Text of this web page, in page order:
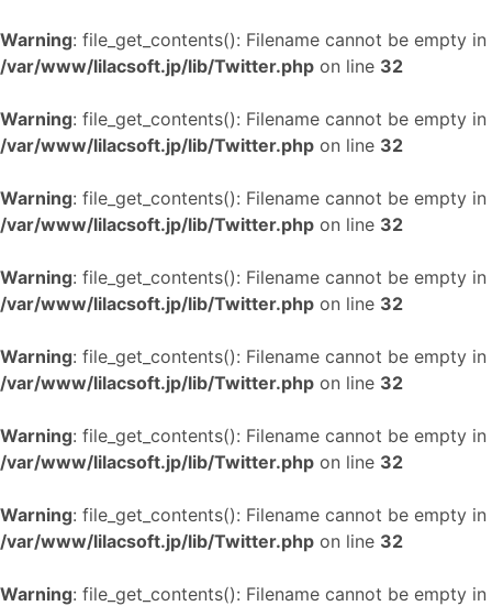
Warning: file_get_contents(): Filename cannot be empty in
/var/www/lilacsoft.jp/lib/Twitter.php on line 32
Warning: file_get_contents(): Filename cannot be empty in
/var/www/lilacsoft.jp/lib/Twitter.php on line 32
Warning: file_get_contents(): Filename cannot be empty in
/var/www/lilacsoft.jp/lib/Twitter.php on line 32
Warning: file_get_contents(): Filename cannot be empty in
/var/www/lilacsoft.jp/lib/Twitter.php on line 32
Warning: file_get_contents(): Filename cannot be empty in
/var/www/lilacsoft.jp/lib/Twitter.php on line 32
Warning: file_get_contents(): Filename cannot be empty in
/var/www/lilacsoft.jp/lib/Twitter.php on line 32
Warning: file_get_contents(): Filename cannot be empty in
/var/www/lilacsoft.jp/lib/Twitter.php on line 32
Warning: file_get_contents(): Filename cannot be empty in